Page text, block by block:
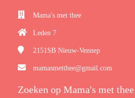
Mama's met thee
Leden 7
2151SB Nieuw-Vennep
mamasmetthee@gmail.com
Zoeken op Mama's met thee